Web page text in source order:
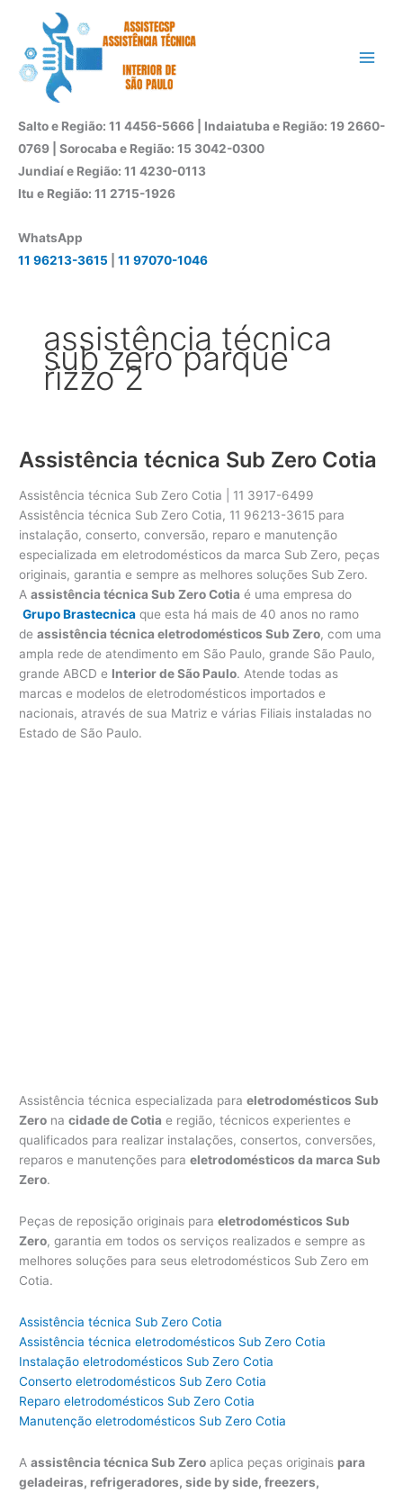
conteúdo
Salto e Região: 11 4456-5666 | Indaiatuba e Região: 19 2660-
0769 | Sorocaba e Região: 15 3042-0300
Jundiaí e Região: 11 4230-0113
Itu e Região: 11 2715-1926
WhatsApp
11 96213-3615
11 97070-1046
assistência técnica
sub zero parque
rizzo 2
Assistência técnica Sub Zero Cotia
Assistência técnica Sub Zero Cotia | 11 3917-6499
Assistência técnica Sub Zero Cotia, 11 96213-3615 para
instalação, conserto, conversão, reparo e manutenção
especializada em eletrodomésticos da marca Sub Zero, peças
originais, garantia e sempre as melhores soluções Sub Zero.
Aassistência técnica Sub Zero Cotia é uma empresa do
Grupo Brastecnica que esta há mais de 40 anos no ramo
deassistência técnica eletrodomésticos Sub Zero, com uma
ampla rede de atendimento em São Paulo, grande São Paulo,
grande ABCD e Interior de São Paulo. Atende todas as
marcas e modelos de eletrodomésticos importados e
nacionais, através de sua Matriz e várias Filiais instaladas no
Estado de São Paulo.
Assistência técnica especializada paraeletrodomésticos Sub
Zero nacidade de Cotia e região, técnicos experientes e
qualificados para realizar instalações, consertos, conversões,
reparos e manutenções paraeletrodomésticos da marca Sub
Zero.
Peças de reposição originais paraeletrodomésticos Sub
Zero, garantia em todos os serviços realizados e sempre as
melhores soluções para seus eletrodomésticos Sub Zero em
Cotia.
Assistência técnica Sub Zero Cotia
Assistência técnica eletrodomésticos Sub Zero Cotia
Instalação eletrodomésticos Sub Zero Cotia
Conserto eletrodomésticos Sub Zero Cotia
Reparo eletrodomésticos Sub Zero Cotia
Manutenção eletrodomésticos Sub Zero Cotia
Aassistência técnica Sub Zero aplica peças originais para
geladeiras, refrigeradores, side by side, freezers,